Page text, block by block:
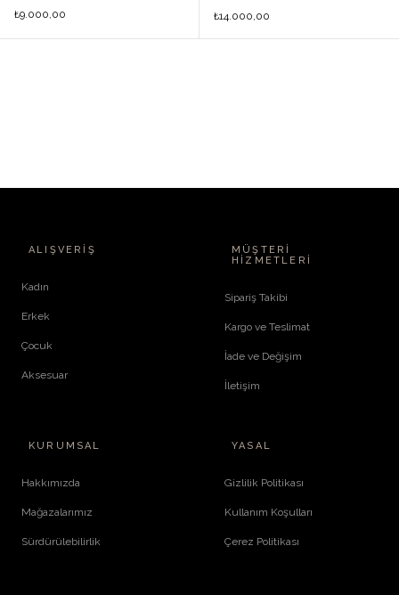
₺9.000,00 ₺14.000,00
ALIŞVERIŞ
Kadın
Erkek
Çocuk
Aksesuar
MÜŞTERI
HIZMETLERI
Sipariş Takibi
Kargo ve Teslimat
İade ve Değişim
İletişim
KURUMSAL
Hakkımızda
Mağazalarımız
Sürdürülebilirlik
YASAL
Gizlilik Politikası
Kullanım Koşulları
Çerez Politikası